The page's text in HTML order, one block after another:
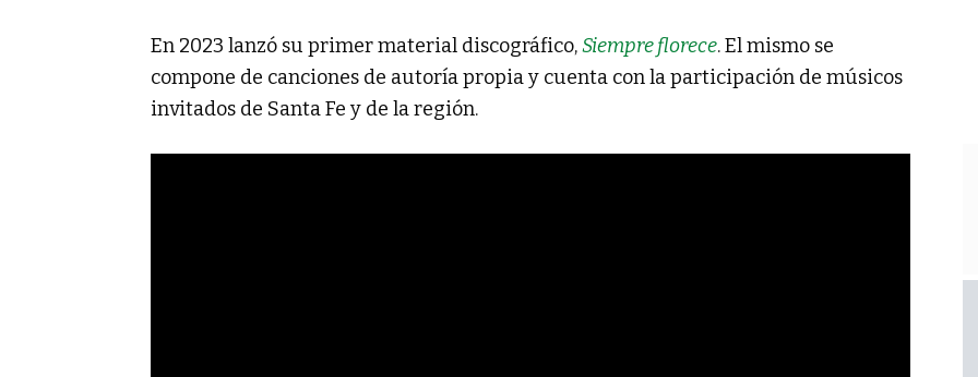
En 2023 lanzó su primer material discográfico,Siempre florece. El mismo se
compone de canciones de autoría propia y cuenta con la participación de músicos
invitados de Santa Fe y de la región.